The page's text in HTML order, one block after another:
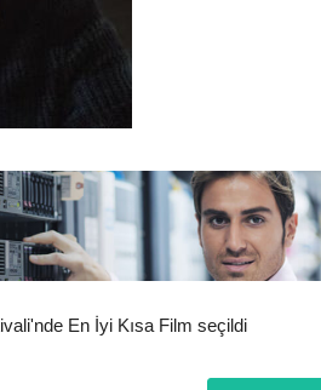
En İyi Kısa Film seçildi